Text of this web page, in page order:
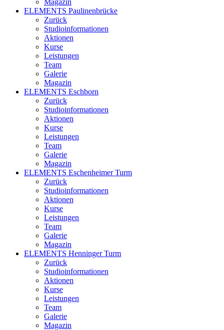
Magazin
ELEMENTS Paulinenbrücke
Zurück
Studioinformationen
Aktionen
Kurse
Leistungen
Team
Galerie
Magazin
ELEMENTS Eschborn
Zurück
Studioinformationen
Aktionen
Kurse
Leistungen
Team
Galerie
Magazin
ELEMENTS Eschenheimer Turm
Zurück
Studioinformationen
Aktionen
Kurse
Leistungen
Team
Galerie
Magazin
ELEMENTS Henninger Turm
Zurück
Studioinformationen
Aktionen
Kurse
Leistungen
Team
Galerie
Magazin